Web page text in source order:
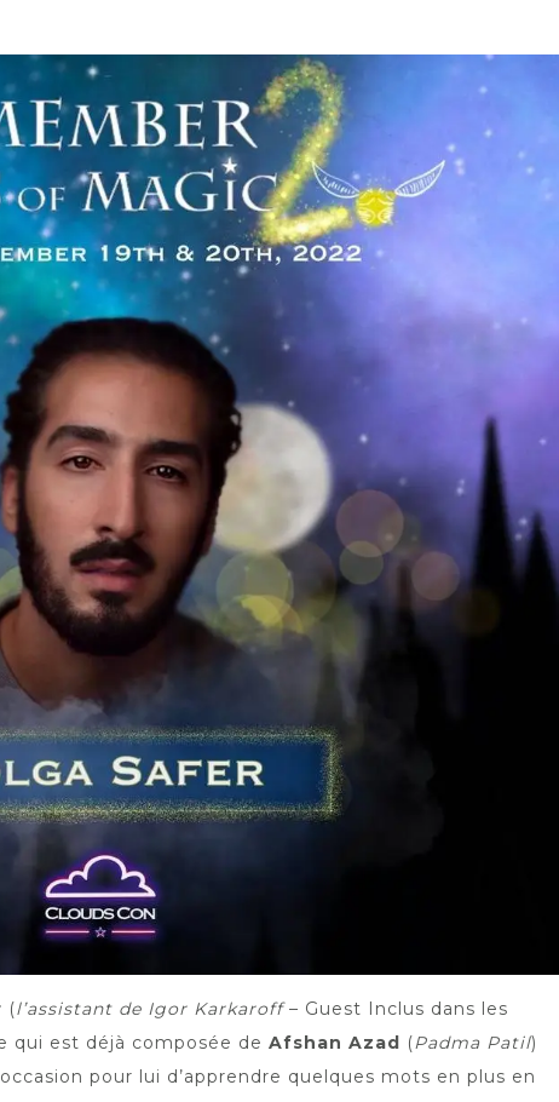
(l’assistant de Igor Karkaroff– Guest Inclus dans les
qui est déjà composée de Afshan Azad (Padma Patil)
pour lui d’apprendre quelques mots en plus en